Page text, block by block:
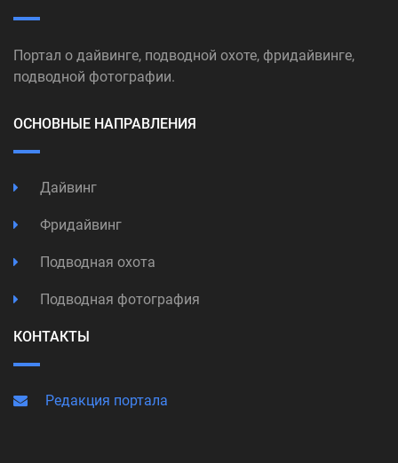
Портал о дайвинге, подводной охоте, фридайвинге,
подводной фотографии.
ОСНОВНЫЕ НАПРАВЛЕНИЯ
Дайвинг
Фридайвинг
Подводная охота
Подводная фотография
КОНТАКТЫ
Редакция портала